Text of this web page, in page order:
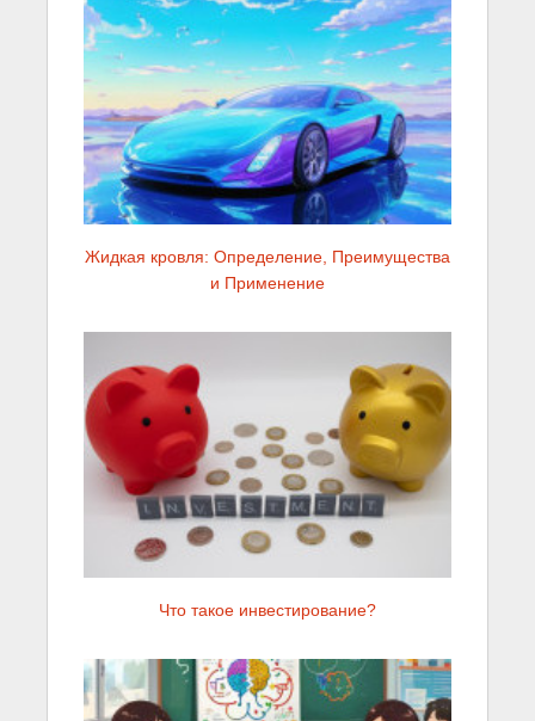
Жидкая кровля: Определение, Преимущества
и Применение
Что такое инвестирование?